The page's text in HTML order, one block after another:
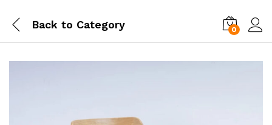
Back to Category 0